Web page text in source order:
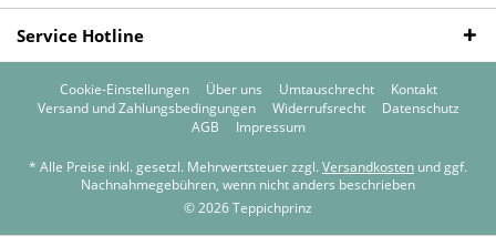
Service Hotline
Cookie-Einstellungen Über uns Umtauschrecht
Kontakt
Versand und Zahlungsbedingungen
Widerrufsrecht
Datenschutz
AGB
Impressum
* Alle Preise inkl. gesetzl. Mehrwertsteuer zzgl. Versandkosten und ggf.
Nachnahmegebühren, wenn nicht anders beschrieben
© 2026 Teppichprinz